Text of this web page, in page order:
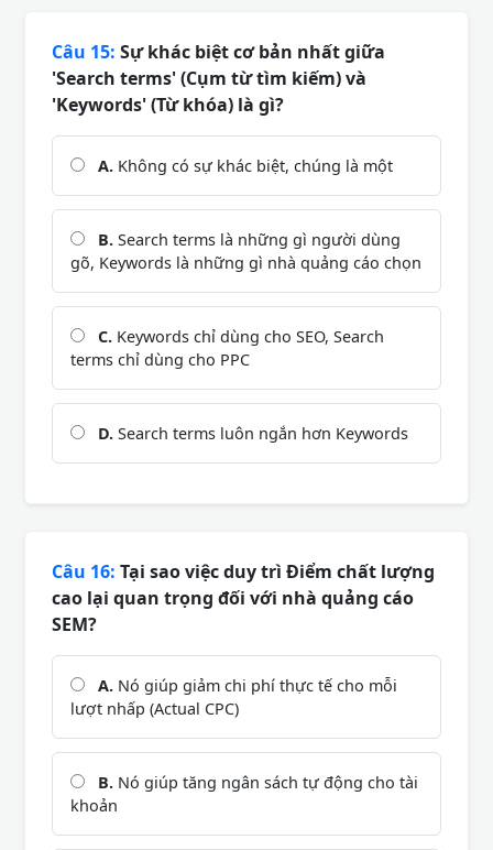
Câu 15: Sự khác biệt cơ bản nhất giữa
'Search terms' (Cụm từ tìm kiếm) và
'Keywords' (Từ khóa) là gì?
A. Không có sự khác biệt, chúng là một
B. Search terms là những gì người dùng
gõ, Keywords là những gì nhà quảng cáo chọn
C. Keywords chỉ dùng cho SEO, Search
terms chỉ dùng cho PPC
D. Search terms luôn ngắn hơn Keywords
Câu 16: Tại sao việc duy trì Điểm chất lượng
cao lại quan trọng đối với nhà quảng cáo
SEM?
A. Nó giúp giảm chi phí thực tế cho mỗi
lượt nhấp (Actual CPC)
B. Nó giúp tăng ngân sách tự động cho tài
khoản